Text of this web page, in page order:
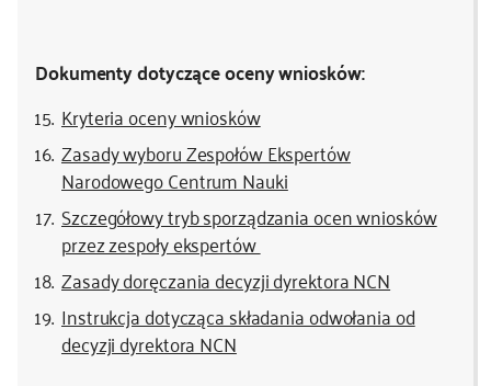
Dokumenty dotyczące oceny wniosków:
Kryteria oceny wniosków
Zasady wyboru Zespołów Ekspertów
Narodowego Centrum Nauki
Szczegółowy tryb sporządzania ocen wniosków
przez zespoły ekspertów
Zasady doręczania decyzji dyrektora NCN
Instrukcja dotycząca składania odwołania od
decyzji dyrektora NCN